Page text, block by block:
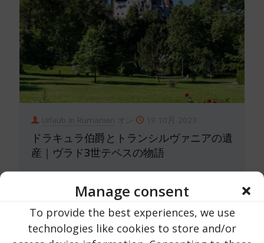
Manage consent
To provide the best experiences, we use
technologies like cookies to store and/or
Urlaub in Rumänien 19 10月 2023
ドラキュラ伯爵とトランシルヴァニアの遺
産｜ヴラド3世テペスの物語